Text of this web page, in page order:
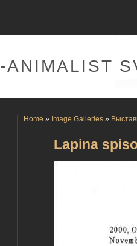
-ANIMALIST
Home » Image Galleries »
Lapina